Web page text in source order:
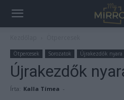
Ötpercesek Sorozatok Újrakezdők nyara
Újrakezdők
Írta: Kalla Tímea -